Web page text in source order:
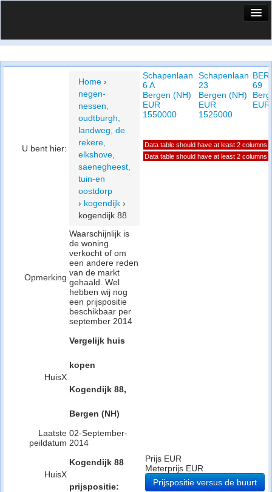
Vergelijk prijsposities - wijk
Privacy beleid
U bent hier:
Home ›
negen-
nessen,
oudtburgh,
landweg, de
rekere,
elkshove,
saenegheest,
tuin-en
oostdorp
› kogendijk ›
kogendijk 88
Opmerking
Waarschijnlijk is
de woning
verkocht of om
een andere reden
van de markt
gehaald. Wel
hebben wij nog
een prijspositie
beschikbaar per
september 2014
HuisX
Vergelijk huis
kopen
Kogendijk 88,
Bergen (NH)
Laatste
peildatum
02-September-
2014
HuisX
Kogendijk 88
prijspositie:
Schapenlaan
6 A
Bergen (NH)
EUR
1550000
Schapenlaan
23
Bergen (NH)
EUR
1525000
69
Data table should have at least 2 columns
Data table should have at least 2 columns
Prijs EUR
Meterprijs EUR
Prijspositie versus de buurt